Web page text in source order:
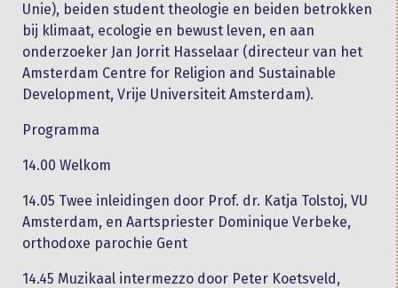
Unie), beiden student theologie en beiden betrokken
bij klimaat, ecologie en bewust leven, en aan
onderzoeker Jan Jorrit Hasselaar (directeur van het
Amsterdam Centre for Religion and Sustainable
Development, Vrije Universiteit Amsterdam).
Programma
14.00 Welkom
14.05 Twee inleidingen door Prof. dr. Katja Tolstoj, VU
Amsterdam, en Aartspriester Dominique Verbeke,
orthodoxe parochie Gent
14.45 Muzikaal intermezzo door Peter Koetsveld,